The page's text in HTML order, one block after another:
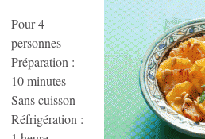
Pour 4
personnes
Préparation :
10 minutes
Sans cuisson
Réfrigération :